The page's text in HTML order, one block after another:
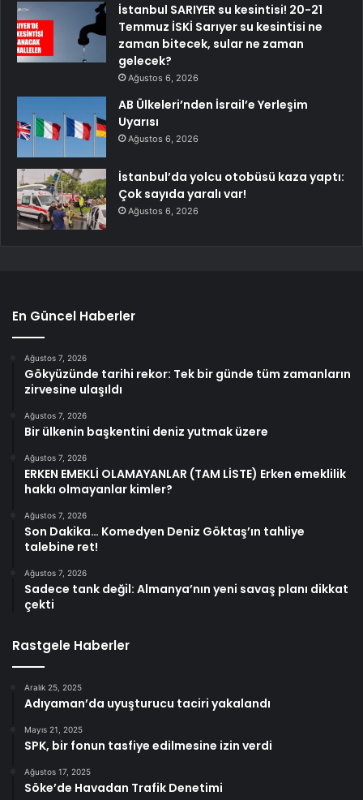
İstanbul SARIYER su kesintisi! 20-21
Temmuz İSKİ Sarıyer su kesintisi ne
zaman bitecek, sular ne zaman
gelecek?
Ağustos 6, 2026
AB Ülkeleri’nden İsrail’e Yerleşim
Uyarısı
Ağustos 6, 2026
İstanbul’da yolcu otobüsü kaza yaptı:
Çok sayıda yaralı var!
Ağustos 6, 2026
En Güncel Haberler
Ağustos 7, 2026
Gökyüzünde tarihi rekor: Tek bir günde tüm zamanların
zirvesine ulaşıldı
Ağustos 7, 2026
Bir ülkenin başkentini deniz yutmak üzere
Ağustos 7, 2026
ERKEN EMEKLİ OLAMAYANLAR (TAM LİSTE) Erken emeklilik
hakkı olmayanlar kimler?
Ağustos 7, 2026
Son Dakika… Komedyen Deniz Göktaş’ın tahliye
talebine ret!
Ağustos 7, 2026
Sadece tank değil: Almanya’nın yeni savaş planı dikkat
çekti
Rastgele Haberler
Aralık 25, 2025
Adıyaman’da uyuşturucu taciri yakalandı
Mayıs 21, 2025
SPK, bir fonun tasfiye edilmesine izin verdi
Ağustos 17, 2025
Söke’de Havadan Trafik Denetimi